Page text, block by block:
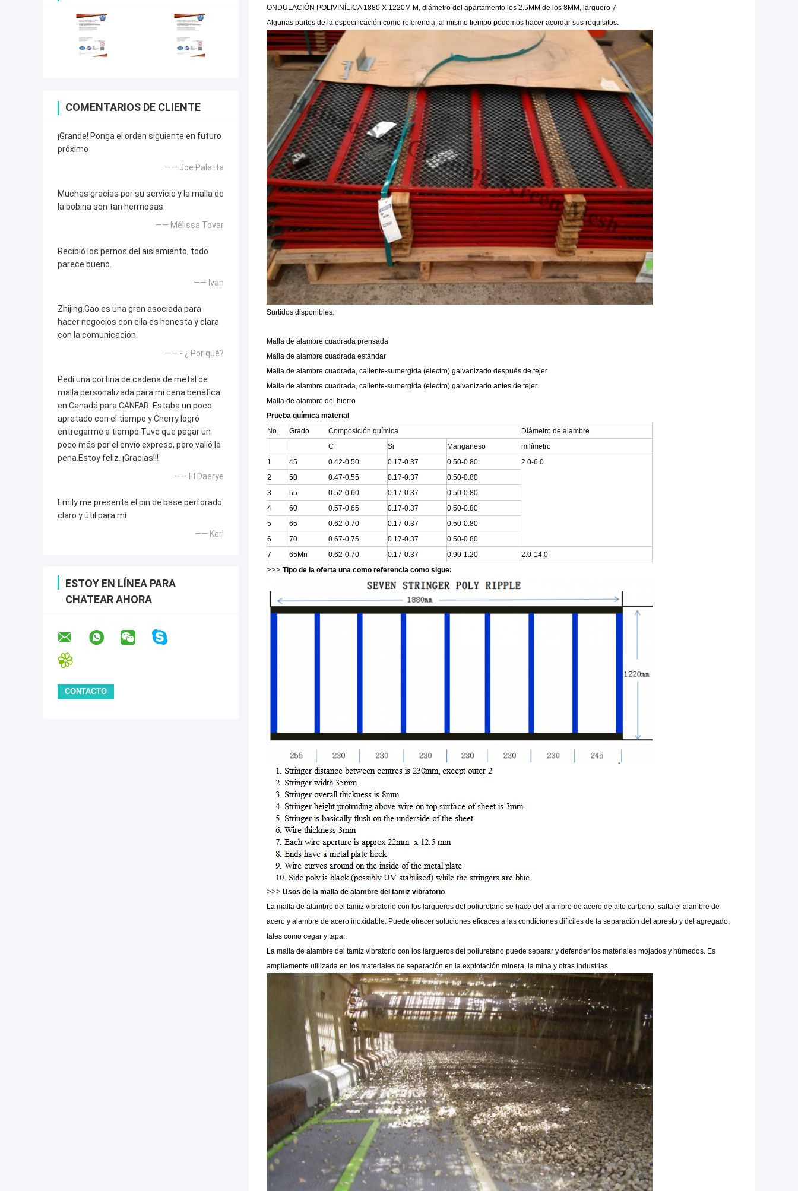
COMENTARIOS DE CLIENTE
¡Grande! Ponga el orden siguiente en futuro
próximo
—— Joe Paletta
Muchas gracias por su servicio y la malla de
la bobina son tan hermosas.
—— Mélissa Tovar
Recibió los pernos del aislamiento, todo
parece bueno.
—— Ivan
Zhijing.Gao es una gran asociada para
hacer negocios con ella es honesta y clara
con la comunicación.
—— - ¿ Por qué?
Pedí una cortina de cadena de metal de
malla personalizada para mi cena benéfica
en Canadá para CANFAR. Estaba un poco
apretado con el tiempo y Cherry logró
entregarme a tiempo.Tuve que pagar un
poco más por el envío expreso, pero valió la
pena.Estoy feliz. ¡Gracias!!!
—— El Daerye
Emily me presenta el pin de base perforado
claro y útil para mí.
—— Karl
ESTOY EN LÍNEA PARA
CHATEAR AHORA
ONDULACIÓN POLIVINÍLICA 1880 X 1220M M, diámetro del apartamento los 2.5MM de los 8MM, larguero 7
Algunas partes de la especificación como referencia, al mismo tiempo podemos hacer acordar sus requisitos.
Surtidos disponibles:
Malla de alambre cuadrada prensada
Malla de alambre cuadrada estándar
Malla de alambre cuadrada, caliente-sumergida (electro) galvanizado después de tejer
Malla de alambre cuadrada, caliente-sumergida (electro) galvanizado antes de tejer
Malla de alambre del hierro
Prueba química material
No.
Grado Composición química
Diámetro de alambre
C
Si Manganeso
milímetro
1
45 0.42-0.50 0.17-0.37 0.50-0.80
2.0-6.0
2
50 0.47-0.55 0.17-0.37
0.50-0.80
3
55 0.52-0.60 0.17-0.37
0.50-0.80
4
60 0.57-0.65 0.17-0.37
0.50-0.80
5
65 0.62-0.70 0.17-0.37
0.50-0.80
6
70 0.67-0.75 0.17-0.37
0.50-0.80
7
65Mn 0.62-0.70 0.17-0.37 0.90-1.20 2.0-14.0
>>> Tipo de la oferta una como referencia como sigue:
>>> Usos de la malla de alambre del tamiz vibratorio
La malla de alambre del tamiz vibratorio con los largueros del poliuretano se hace del alambre de acero de alto carbono, salta el alambre de
acero y alambre de acero inoxidable. Puede ofrecer soluciones eficaces a las condiciones difíciles de la separación del apresto y del agregado,
tales como cegar y tapar.
La malla de alambre del tamiz vibratorio con los largueros del poliuretano puede separar y defender los materiales mojados y húmedos. Es
ampliamente utilizada en los materiales de separación en la explotación minera, la mina y otras industrias.